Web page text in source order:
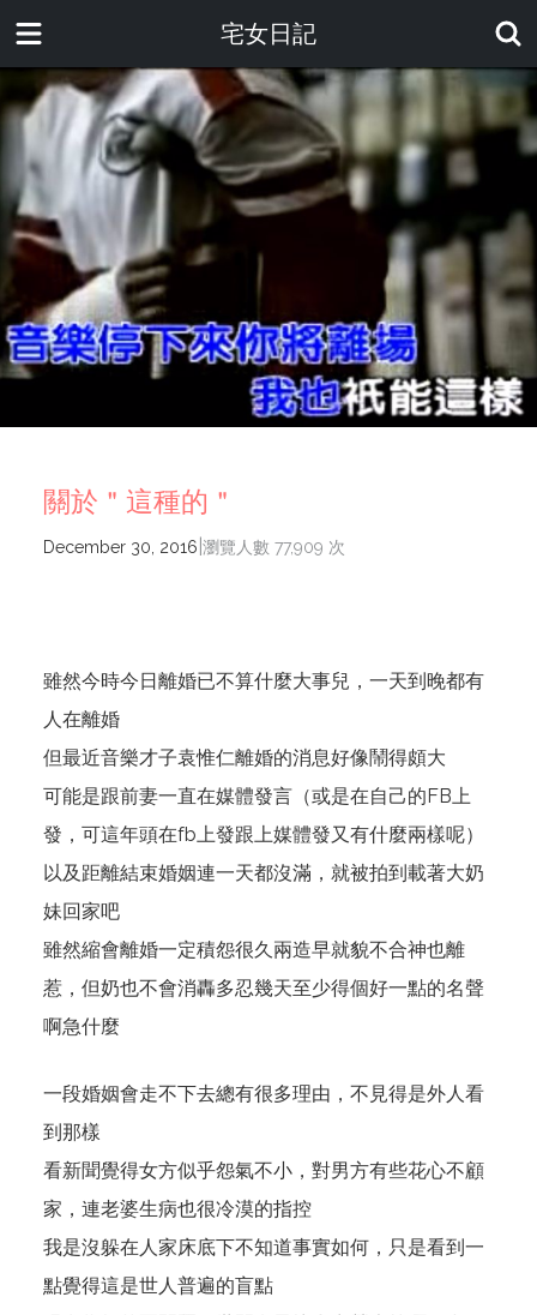
宅女日記
關於＂這種的＂
December 30, 2016 瀏覽人數 77,909 次
雖然今時今日離婚已不算什麼大事兒，一天到晚都有
人在離婚
但最近音樂才子袁惟仁離婚的消息好像鬧得頗大
可能是跟前妻一直在媒體發言（或是在自己的FB上
發，可這年頭在fb上發跟上媒體發又有什麼兩樣呢）
以及距離結束婚姻連一天都沒滿，就被拍到載著大奶
妹回家吧
雖然縮會離婚一定積怨很久兩造早就貌不合神也離
惹，但奶也不會消轟多忍幾天至少得個好一點的名聲
啊急什麼
一段婚姻會走不下去總有很多理由，不見得是外人看
到那樣
看新聞覺得女方似乎怨氣不小，對男方有些花心不顧
家，連老婆生病也很冷漠的指控
我是沒躲在人家床底下不知道事實如何，只是看到一
點覺得這是世人普遍的盲點